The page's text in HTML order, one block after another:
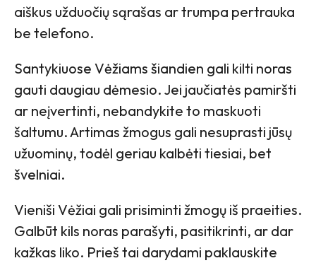
aiškus užduočių sąrašas ar trumpa pertrauka
be telefono.
Santykiuose Vėžiams šiandien gali kilti noras
gauti daugiau dėmesio. Jei jaučiatės pamiršti
ar neįvertinti, nebandykite to maskuoti
šaltumu. Artimas žmogus gali nesuprasti jūsų
užuominų, todėl geriau kalbėti tiesiai, bet
švelniai.
Vieniši Vėžiai gali prisiminti žmogų iš praeities.
Galbūt kils noras parašyti, pasitikrinti, ar dar
kažkas liko. Prieš tai darydami paklauskite